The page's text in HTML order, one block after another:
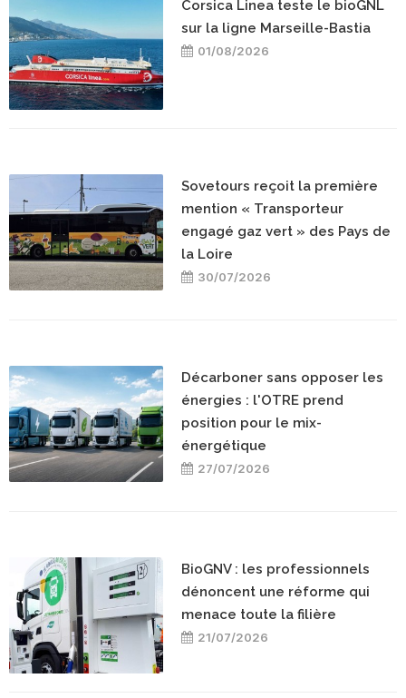
Corsica Linea teste le bioGNL
sur la ligne Marseille-Bastia
01/08/2026
Sovetours reçoit la première
mention « Transporteur
engagé gaz vert » des Pays de
la Loire
30/07/2026
Décarboner sans opposer les
énergies : l'OTRE prend
position pour le mix-
énergétique
27/07/2026
BioGNV : les professionnels
dénoncent une réforme qui
menace toute la filière
21/07/2026